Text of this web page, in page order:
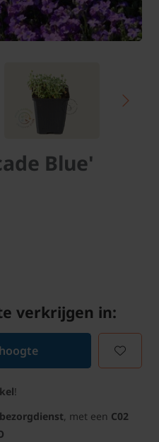
Blue'
verkrijgen in:
!
, met een C02